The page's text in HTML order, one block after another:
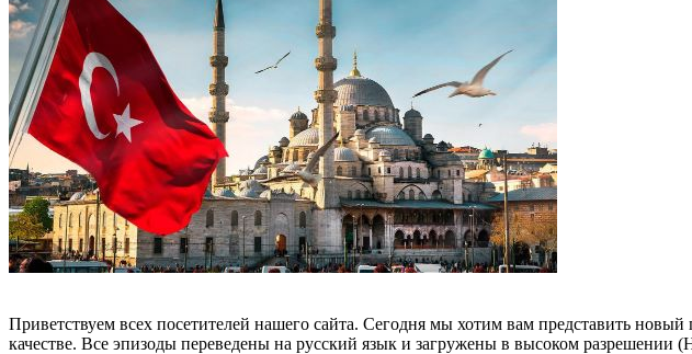
Приветствуем всех посетителей нашего сайта. Сегодня мы хотим вам представить новый
качестве. Все эпизоды переведены на русский язык и загружены в высоком разрешении